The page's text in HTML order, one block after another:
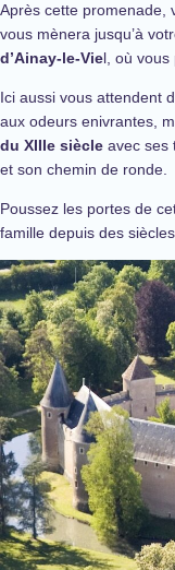
Après cette promenade,
vous mènera jusqu’à
d’Ainay-le-Viel, où vous
Ici aussi vous attendent
aux odeurs enivrantes,
du XIIIe siècle avec ses
et son chemin de ronde.
Poussez les portes de
famille depuis des